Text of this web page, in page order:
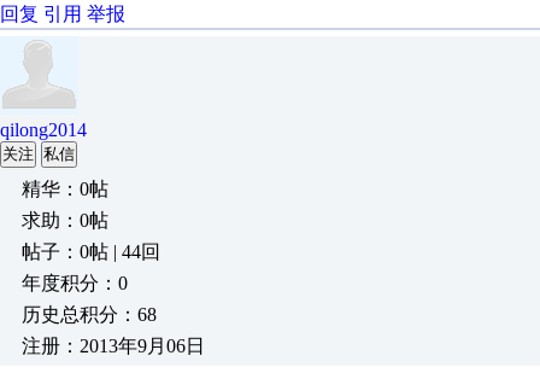
回复 引用 举报
qilong2014
关注 私信
精华：0帖
求助：0帖
帖子：0帖 | 44回
年度积分：0
历史总积分：68
注册：2013年9月06日